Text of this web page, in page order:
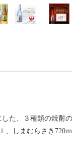
た、３種類の焼酎
、しまむらさき720